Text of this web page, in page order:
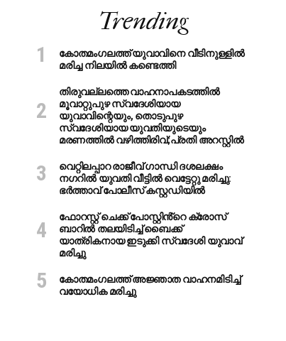
Trending
കോതമംഗലത്ത് യുവാവിനെ വീടിനുള്ളിൽ
മരിച്ച നിലയിൽ കണ്ടെത്തി
തിരുവല്ലത്തെ വാഹനാപകടത്തില്‍
മൂവാറ്റുപുഴ സ്വദേശിയായ
യുവാവിന്റെയും, തൊടുപുഴ
സ്വദേശിയായ യുവതിയുടെയും
മരണത്തില്‍ വഴിത്തിരിവ്;പ്രതി അറസ്റ്റില്‍
വെറ്റിലപ്പാറ രാജീവ് ഗാന്ധി ദശലക്ഷം
നഗറിൽ യുവതി വീട്ടിൽ വെട്ടേറ്റു മരിച്ചു:
ഭർത്താവ് പോലീസ് കസ്റ്റഡിയിൽ
ഫോറസ്റ്റ് ചെക്ക് പോസ്റ്റിൻ്റെ ക്രോസ്
ബാറില്‍ തലയിടിച്ച് ബൈക്ക്
യാത്രികനായ ഇടുക്കി സ്വദേശി യുവാവ്
മരിച്ചു
കോതമംഗലത്ത് അജ്ഞാത വാഹനമിടിച്ച്
വയോധിക മരിച്ചു